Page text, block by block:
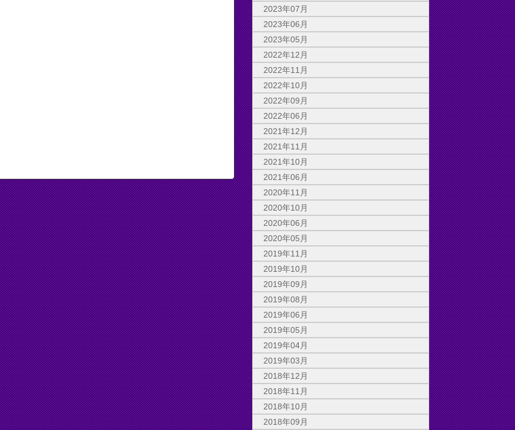
2023年07月
2023年06月
2023年05月
2022年12月
2022年11月
2022年10月
2022年09月
2022年06月
2021年12月
2021年11月
2021年10月
2021年06月
2020年11月
2020年10月
2020年06月
2020年05月
2019年11月
2019年10月
2019年09月
2019年08月
2019年06月
2019年05月
2019年04月
2019年03月
2018年12月
2018年11月
2018年10月
2018年09月